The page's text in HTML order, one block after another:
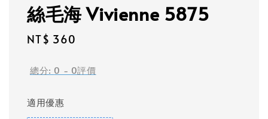
絲毛海 Vivienne 5875
Regular
NT$ 360
總分: 0 - 0評價
適用優惠